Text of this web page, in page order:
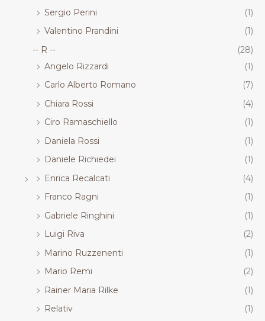
Sergio Perini
(1)
Valentino Prandini
(1)
-- R --
(28)
Angelo Rizzardi
(1)
Carlo Alberto Romano
(7)
Chiara Rossi
(4)
Ciro Ramaschiello
(1)
Daniela Rossi
(1)
Daniele Richiedei
(1)
Enrica Recalcati
(4)
Franco Ragni
(1)
Gabriele Ringhini
(1)
Luigi Riva
(2)
Marino Ruzzenenti
(1)
Mario Remi
(2)
Rainer Maria Rilke
(1)
Relativ
(1)